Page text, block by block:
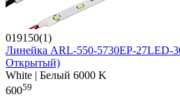
019150(1)
Линейка ARL-550-5730EP-27LED-
Открытый)
White | Белый 6000 K
60059